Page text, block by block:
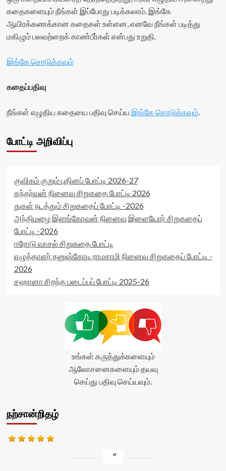
கதைகளையும் நீங்கள் இப்போது படிக்கலாம். இங்கே
ஆயிரக்கணக்கான கதைகள் உள்ளன, எனவே நீங்கள் படித்து
மகிழும் பலவற்றைக் காண்பீர்கள் என்பது உறுதி.
இங்கே சொடுக்கவும்
கதைப்பதிவு
நீங்கள் எழுதிய கதையை பதிவு செய்ய இங்கே சொடுக்கவும்.
போட்டி அறிவிப்பு
குவிகம் குறும் புதினப் போட்டி 2026-27
கந்தர்வன் நினைவு சிறுகதை போட்டி 2026
துகள் நடத்தும் சிறுகதைப் போட்டி -2026
அந்திமழை இளங்கோவன் நினைவு இளையோர் சிறுகதைப்
போட்டி -2026
ஈரோடு வாசல் சிறுகதை போட்டி
எழுத்தாளர் தனுஷ்கோடி ராமசாமி நினைவு சிறுகதைப் போட்டி -
2026
சஹானா சிறந்த படைப்புப் போட்டி 2025-26
உங்கள் கருத்துக்களையும்
ஆலோசனைகளையும் தயவு
செய்து பதிவு செய்யவும்.
நற்சான்றிதழ்